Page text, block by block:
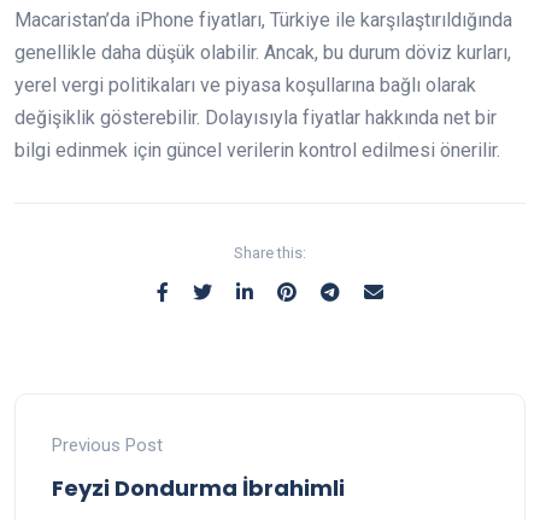
Macaristan’da iPhone fiyatları, Türkiye ile karşılaştırıldığında
genellikle daha düşük olabilir. Ancak, bu durum döviz kurları,
yerel vergi politikaları ve piyasa koşullarına bağlı olarak
değişiklik gösterebilir. Dolayısıyla fiyatlar hakkında net bir
bilgi edinmek için güncel verilerin kontrol edilmesi önerilir.
Share this:
Previous Post
Feyzi Dondurma İbrahimli